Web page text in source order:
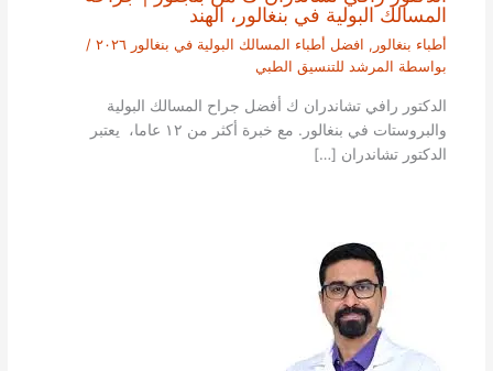
المسالك البولية في بنغالور، الهند
أطباء بنغالور , افضل أطباء المسالك البولية في بنغالور ٢٠٢٦
/
بواسطة المرشد للتنسيق الطبي
الدكتور رافي تشاندران ك أفضل جراح المسالك البولية
والبروستات في بنغالور. مع خبرة أكثر من ١٢ عاما، يعتبر
الدكتور تشاندران […]